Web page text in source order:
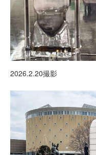
2026.2.20撮影